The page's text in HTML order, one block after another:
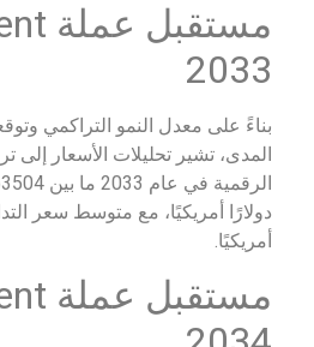
2033
بناءً على معدل النمو التراكمي
المدى، تشير تحليلات الأسعار إلى
أمريكيًا.